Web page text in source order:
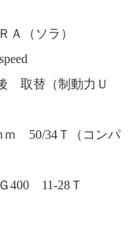
（ソラ）
取替（制動力Ｕ
50/34Ｔ（コンパ
400 11-28Ｔ